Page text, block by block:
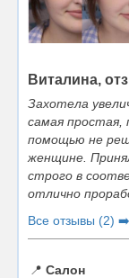
Виталина,
Захотела
самая простая,
помощью не
женщине.
строго в
отлично
Все отзывы (2) ➡️
📍 Салон